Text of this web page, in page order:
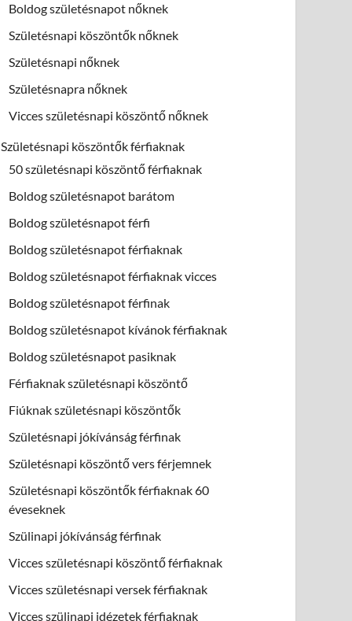
Boldog születésnapot nőknek
Születésnapi köszöntők nőknek
Születésnapi nőknek
Születésnapra nőknek
Vicces születésnapi köszöntő nőknek
Születésnapi köszöntők férfiaknak
50 születésnapi köszöntő férfiaknak
Boldog születésnapot barátom
Boldog születésnapot férfi
Boldog születésnapot férfiaknak
Boldog születésnapot férfiaknak vicces
Boldog születésnapot férfinak
Boldog születésnapot kívánok férfiaknak
Boldog születésnapot pasiknak
Férfiaknak születésnapi köszöntő
Fiúknak születésnapi köszöntők
Születésnapi jókívánság férfinak
Születésnapi köszöntő vers férjemnek
Születésnapi köszöntők férfiaknak 60
éveseknek
Szülinapi jókívánság férfinak
Vicces születésnapi köszöntő férfiaknak
Vicces születésnapi versek férfiaknak
Vicces szülinapi idézetek férfiaknak